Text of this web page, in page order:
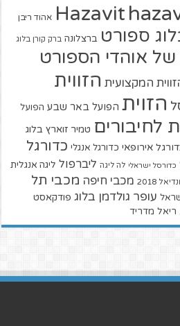
Hazavit אהוד ריבן
ספורט ברצלונה ברק קורן בלוג
אוהדי הספורט
המקצועית הזווית
הזוית הפועל באר שבע הפועל
לחיבורים טמיר זוארץ בלוג
אירופאי כדורגל אנגלי כדורגל
כדורסל ישראלי לה ליגה ליברפול ליגה אנגלית
2018 מכבי חיפה מכבי תל
עופר גולדמן בלוג פודקאסט
ריאל מדריד